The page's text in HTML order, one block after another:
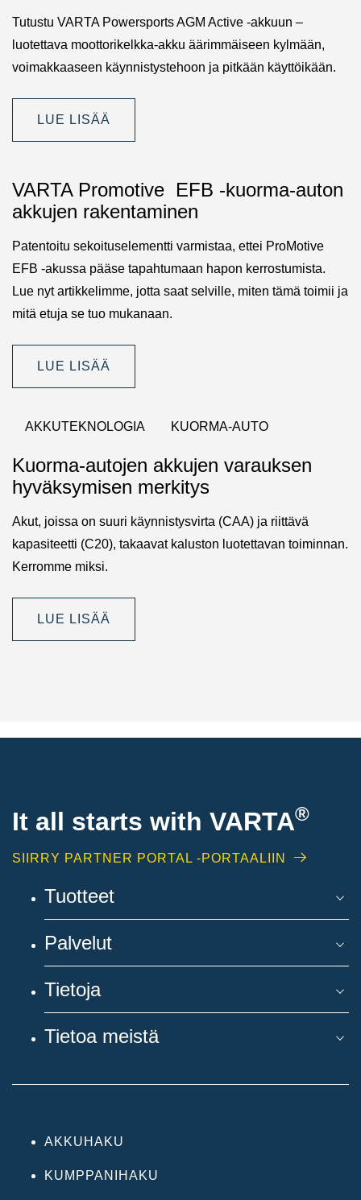
Tutustu VARTA Powersports AGM Active -akkuun –
luotettava moottorikelkka-akku äärimmäiseen kylmään,
voimakkaaseen käynnistystehoon ja pitkään käyttöikään.
LUE LISÄÄ
VARTA Promotive EFB -kuorma-auton
akkujen rakentaminen
Patentoitu sekoituselementti varmistaa, ettei ProMotive
EFB -akussa pääse tapahtumaan hapon kerrostumista.
Lue nyt artikkelimme, jotta saat selville, miten tämä toimii ja
mitä etuja se tuo mukanaan.
LUE LISÄÄ
AKKUTEKNOLOGIA KUORMA-AUTO
Kuorma-autojen akkujen varauksen
hyväksymisen merkitys
Akut, joissa on suuri käynnistysvirta (CAA) ja riittävä
kapasiteetti (C20), takaavat kaluston luotettavan toiminnan.
Kerromme miksi.
LUE LISÄÄ
It all starts with VARTA®
SIIRRY PARTNER PORTAL -PORTAALIIN
Tuotteet
Palvelut
Tietoja
Tietoa meistä
AKKUHAKU
KUMPPANIHAKU